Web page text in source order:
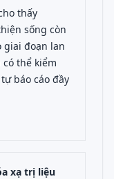
thấy
sống còn
giai đoạn lan
thể kiểm
báo cáo đầy
xạ trị liệu